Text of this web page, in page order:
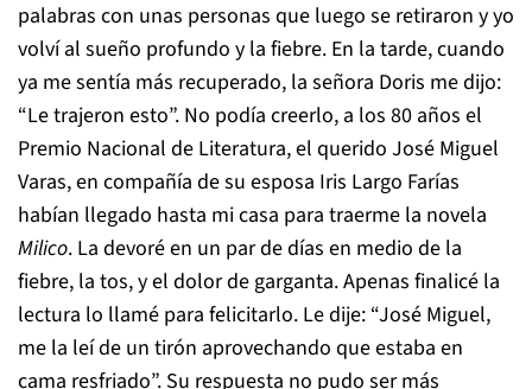
palabras con unas personas que luego se retiraron y yo
volví al sueño profundo y la fiebre. En la tarde, cuando
ya me sentía más recuperado, la señora Doris me dijo:
“Le trajeron esto”. No podía creerlo, a los 80 años el
Premio Nacional de Literatura, el querido José Miguel
Varas, en compañía de su esposa Iris Largo Farías
habían llegado hasta mi casa para traerme la novela
Milico. La devoré en un par de días en medio de la
fiebre, la tos, y el dolor de garganta. Apenas finalicé la
lectura lo llamé para felicitarlo. Le dije: “José Miguel,
me la leí de un tirón aprovechando que estaba en
cama resfriado”. Su respuesta no pudo ser más